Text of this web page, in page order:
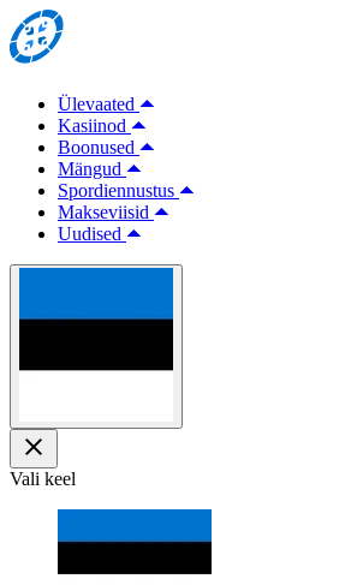
Ülevaated
Kasiinod
Boonused
Mängud
Spordiennustus
Makseviisid
Uudised
Vali keel